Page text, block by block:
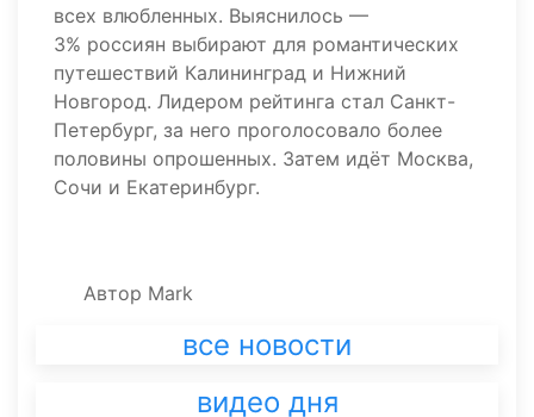
всех влюбленных. Выяснилось —
3% россиян выбирают для романтических
путешествий Калининград и Нижний
Новгород. Лидером рейтинга стал Санкт-
Петербург, за него проголосовало более
половины опрошенных. Затем идёт Москва,
Сочи и Екатеринбург.
Автор Mark
все новости
видео дня